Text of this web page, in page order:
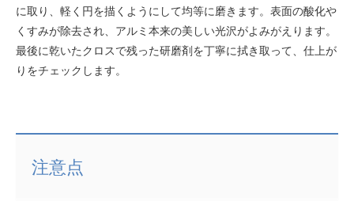
に取り、軽く円を描くようにして均等に磨きます。表面の酸化や
くすみが除去され、アルミ本来の美しい光沢がよみがえります。
最後に乾いたクロスで残った研磨剤を丁寧に拭き取って、仕上が
りをチェックします。
注意点